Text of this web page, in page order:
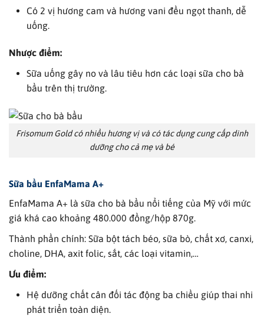
Có 2 vị hương cam và hương vani đều ngọt thanh, dễ
uống.
Nhược điểm:
Sữa uống gây no và lâu tiêu hơn các loại sữa cho bà
bầu trên thị trường.
Frisomum Gold có nhiều hương vị và có tác dụng cung cấp dinh
dưỡng cho cả mẹ và bé
Sữa bầu EnfaMama A+
EnfaMama A+ là sữa cho bà bầu nổi tiếng của Mỹ với mức
giá khá cao khoảng 480.000 đồng/hộp 870g.
Thành phần chính: Sữa bột tách béo, sữa bò, chất xơ, canxi,
choline, DHA, axit folic, sắt, các loại vitamin,…
Ưu điểm:
Hệ dưỡng chất cân đối tác động ba chiều giúp thai nhi
phát triển toàn diện.